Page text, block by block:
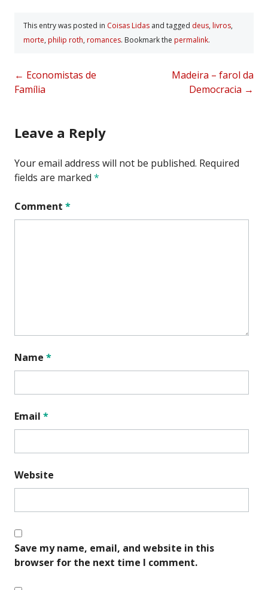
This entry was posted in Coisas Lidas and tagged deus, livros,
morte, philip roth, romances. Bookmark the permalink.
Post
navigation
← Economistas de
Família
Madeira – farol da
Democracia →
Leave a Reply
Your email address will not be published. Required
fields are marked *
Comment *
Name *
Email *
Website
Save my name, email, and website in this
browser for the next time I comment.